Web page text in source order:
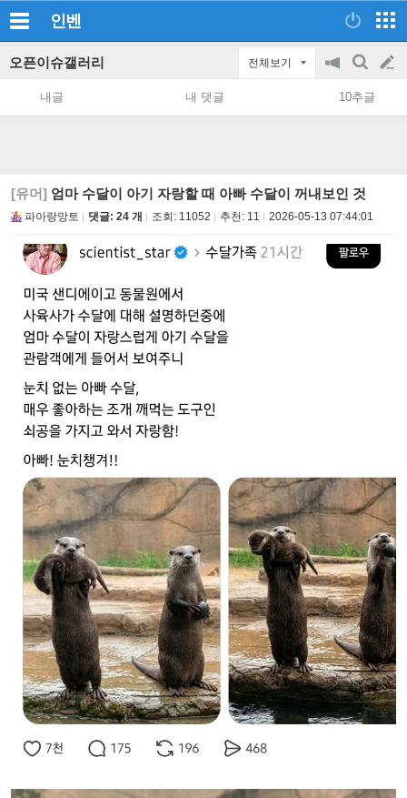
인벤
오픈이슈갤러리 전체보기
공
지
on/off
검
색
글
쓰
내글 내 댓글 10추글
[유머] 엄마 수달이 아기 자랑할 때 아빠 수달이 꺼내보인 것
파아랑망토 댓글: 24 개 조회: 11052 추천: 11 2026-05-13 07:44:01